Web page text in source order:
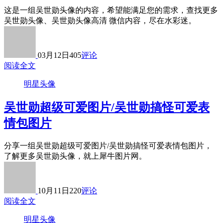
这是一组吴世勋头像的内容，希望能满足您的需求，查找更多
吴世勋头像、吴世勋头像高清 微信内容，尽在水彩迷。
03月12日 405评论
阅读全文
明星头像
吴世勋超级可爱图片/吴世勋搞怪可爱表
情包图片
分享一组吴世勋超级可爱图片/吴世勋搞怪可爱表情包图片，
了解更多吴世勋头像，就上犀牛图片网。
10月11日 220评论
阅读全文
明星头像